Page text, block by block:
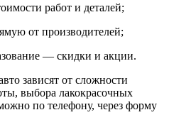
работ и деталей;
от производителей;
— скидки и акции.
зависят от сложности
выбора лакокрасочных
по телефону, через форму